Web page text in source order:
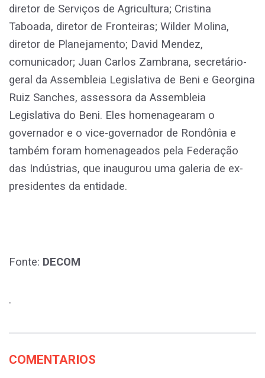
diretor de Serviços de Agricultura; Cristina
Taboada, diretor de Fronteiras; Wilder Molina,
diretor de Planejamento; David Mendez,
comunicador; Juan Carlos Zambrana, secretário-
geral da Assembleia Legislativa de Beni e Georgina
Ruiz Sanches, assessora da Assembleia
Legislativa do Beni. Eles homenagearam o
governador e o vice-governador de Rondônia e
também foram homenageados pela Federação
das Indústrias, que inaugurou uma galeria de ex-
presidentes da entidade.
Fonte: DECOM
.
COMENTARIOS